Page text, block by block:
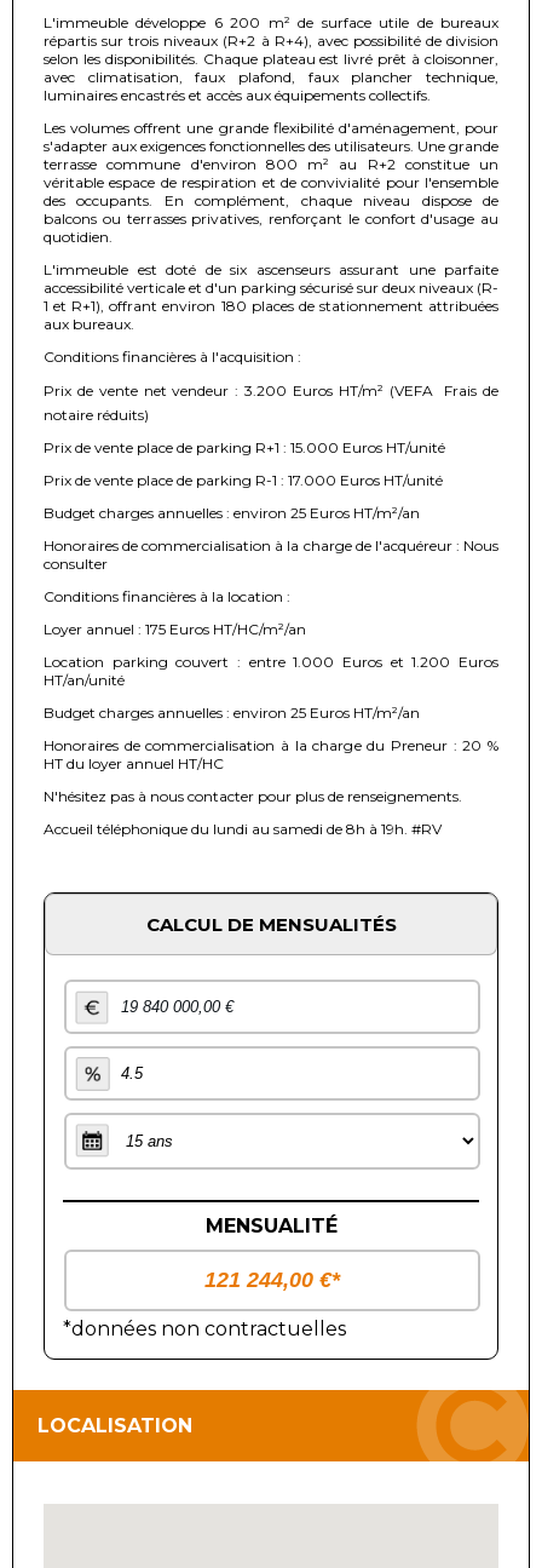
L'immeuble développe 6 200 m² de surface utile de bureaux
répartis sur trois niveaux (R+2 à R+4), avec possibilité de division
selon les disponibilités. Chaque plateau est livré prêt à cloisonner,
avec climatisation, faux plafond, faux plancher technique,
luminaires encastrés et accès aux équipements collectifs.
Les volumes offrent une grande flexibilité d'aménagement, pour
s'adapter aux exigences fonctionnelles des utilisateurs. Une grande
terrasse commune d'environ 800 m² au R+2 constitue un
véritable espace de respiration et de convivialité pour l'ensemble
des occupants. En complément, chaque niveau dispose de
balcons ou terrasses privatives, renforçant le confort d'usage au
quotidien.
L'immeuble est doté de six ascenseurs assurant une parfaite
accessibilité verticale et d'un parking sécurisé sur deux niveaux (R-
1 et R+1), offrant environ 180 places de stationnement attribuées
aux bureaux.
Conditions financières à l'acquisition :
Prix de vente net vendeur : 3.200 Euros HT/m² (VEFA  Frais de
notaire réduits)
Prix de vente place de parking R+1 : 15.000 Euros HT/unité
Prix de vente place de parking R-1 : 17.000 Euros HT/unité
Budget charges annuelles : environ 25 Euros HT/m²/an
Honoraires de commercialisation à la charge de l'acquéreur : Nous
consulter
Conditions financières à la location :
Loyer annuel : 175 Euros HT/HC/m²/an
Location parking couvert : entre 1.000 Euros et 1.200 Euros
HT/an/unité
Budget charges annuelles : environ 25 Euros HT/m²/an
Honoraires de commercialisation à la charge du Preneur : 20 %
HT du loyer annuel HT/HC
N'hésitez pas à nous contacter pour plus de renseignements.
Accueil téléphonique du lundi au samedi de 8h à 19h. #RV
CALCUL DE MENSUALITÉS
MENSUALITÉ
*données non contractuelles
LOCALISATION